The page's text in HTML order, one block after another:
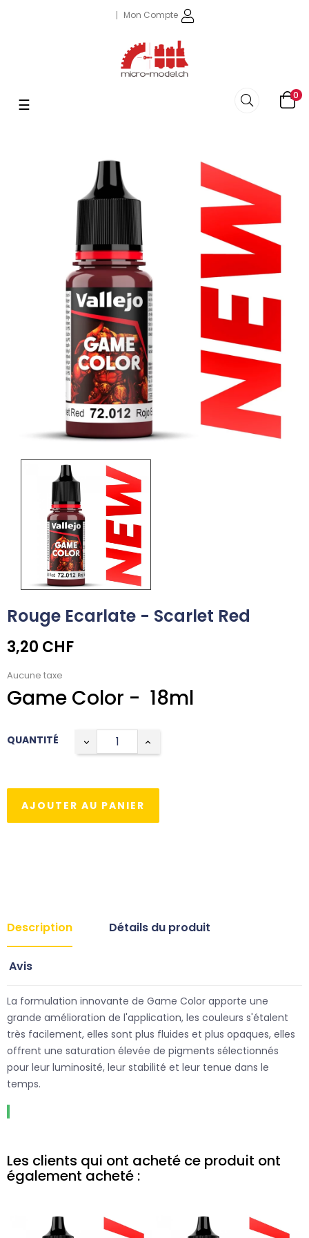
Mon Compte
Basculer
☰
0
Rouge Ecarlate - Scarlet Red
3,20 CHF
Aucune taxe
Game Color - 18ml
QUANTITÉ
AJOUTER AU PANIER
Description Détails du produit
Avis
La formulation innovante de Game Color apporte une
grande amélioration de l'application, les couleurs s'étalent
très facilement, elles sont plus fluides et plus opaques, elles
offrent une saturation élevée de pigments sélectionnés
pour leur luminosité, leur stabilité et leur tenue dans le
temps.
Les clients qui ont acheté ce produit ont
également acheté :